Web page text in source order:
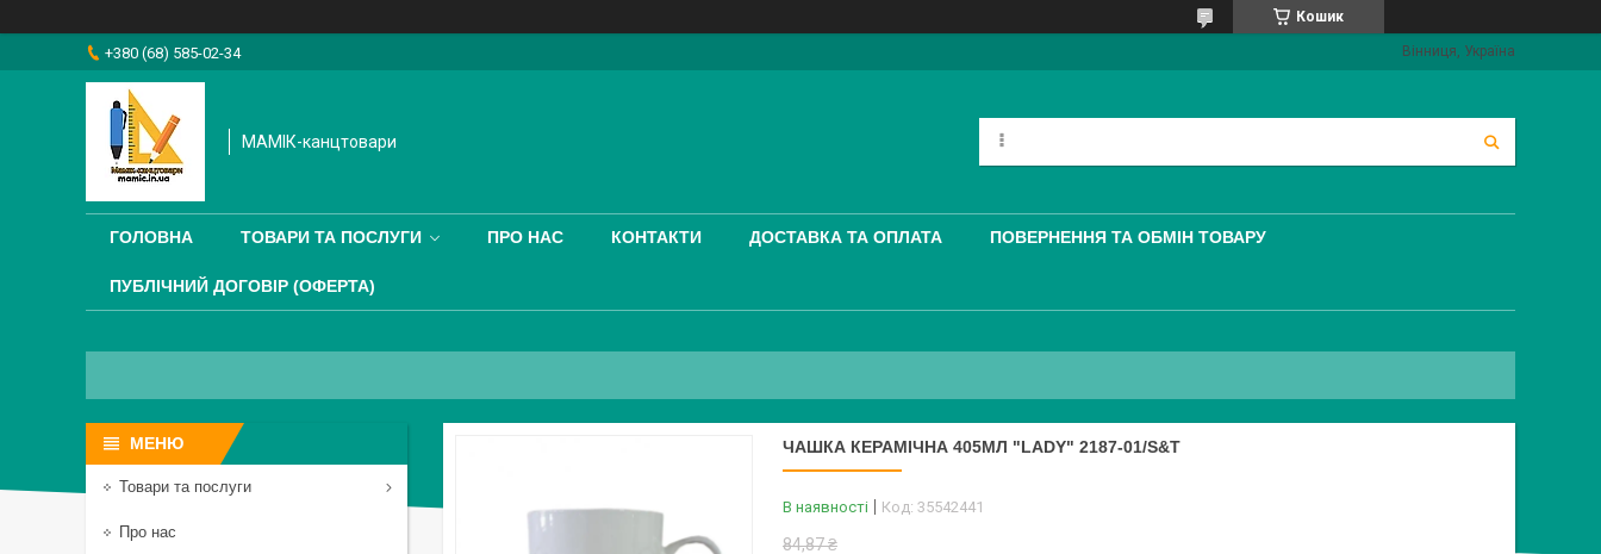
Кошик
+380 (68) 585-02-34 Вінниця, Україна
МАМІК-канцтовари
ГОЛОВНА ТОВАРИ ТА ПОСЛУГИ ПРО НАС КОНТАКТИ ДОСТАВКА ТА ОПЛАТА ПОВЕРНЕННЯ ТА ОБМІН ТОВАРУ
ПУБЛІЧНИЙ ДОГОВІР (ОФЕРТА)
ЧАШКА КЕРАМІЧНА 405МЛ "LADY" 2187-01/S&T
В наявності Код: 35542441
84,87 ₴
Товари та послуги
Про нас